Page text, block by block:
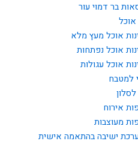
בר דמוי עור
אוכל
אוכל מעץ מלא
אוכל נפתחות
אוכל עגולות
למטבח
אירוח
מעוצבות
ישיבה בהתאמה אישית